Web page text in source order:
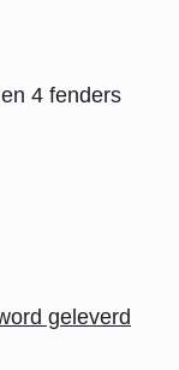
4 fenders
geleverd